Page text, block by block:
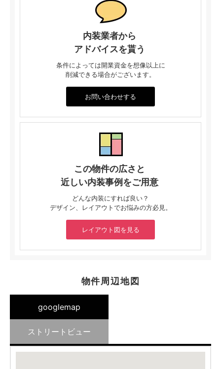
内装業者から
アドバイスを貰う
条件によっては開業資金を想像以上に
削減できる場合がございます。
お問い合わせする
この物件の広さと
近しい内装事例をご用意
どんな内装にすれば良い？
デザイン、レイアウトでお悩みの方必見。
レイアウト図を見る
物件周辺地図
googlemap
ストリートビュー